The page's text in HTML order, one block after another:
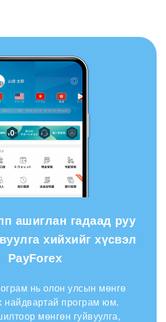
ашиглан гадаад руу
хийхийг хүсвэл
PayForex
нь олон улсын мөнгө
найдвартай програм юм.
мөнгөн гуйвуулга,